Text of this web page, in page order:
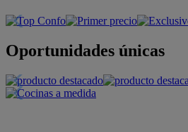
Oportunidades únicas